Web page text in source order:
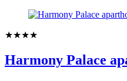
★★★★
Harmony Palace